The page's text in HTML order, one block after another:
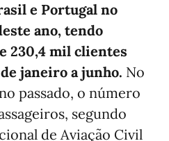
e Portugal no
ano, tendo
230,4 mil clientes
janeiro a junho. No
passado, o número
segundo
de Aviação Civil